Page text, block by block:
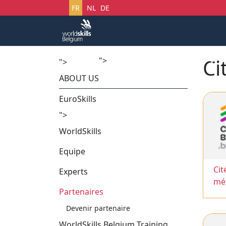
Sélectionnez votre langue
FR NL DE
">
">
ABOUT US
EuroSkills
">
WorldSkills
Equipe
Experts
Partenaires
Devenir partenaire